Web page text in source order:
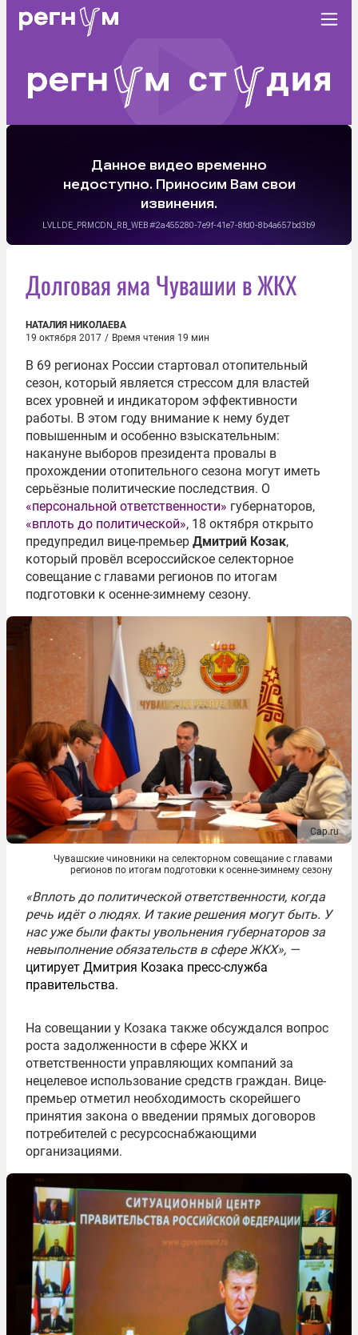
Долговая яма Чувашии в ЖКХ
НАТАЛИЯ НИКОЛАЕВА
19 октября 2017 / Время чтения 19 мин
В 69 регионах России стартовал отопительный
сезон, который является стрессом для властей
всех уровней и индикатором эффективности
работы. В этом году внимание к нему будет
повышенным и особенно взыскательным:
накануне выборов президента провалы в
прохождении отопительного сезона могут иметь
серьёзные политические последствия. О
«персональной ответственности» губернаторов,
«вплоть до политической», 18 октября открыто
предупредил вице-премьер Дмитрий Козак,
который провёл всероссийское селекторное
совещание с главами регионов по итогам
подготовки к осенне-зимнему сезону.
Cap.ru
Чувашские чиновники на селекторном совещание с главами
регионов по итогам подготовки к осенне-зимнему сезону
«Вплоть до политической ответственности, когда
речь идёт о людях. И такие решения могут быть. У
нас уже были факты увольнения губернаторов за
невыполнение обязательств в сфере ЖКХ», —
цитирует Дмитрия Козака пресс-служба
правительства.
На совещании у Козака также обсуждался вопрос
роста задолженности в сфере ЖКХ и
ответственности управляющих компаний за
нецелевое использование средств граждан. Вице-
премьер отметил необходимость скорейшего
принятия закона о введении прямых договоров
потребителей с ресурсоснабжающими
организациями.